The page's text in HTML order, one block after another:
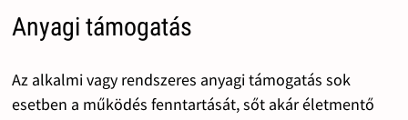
Anyagi támogatás
Az alkalmi vagy rendszeres anyagi támogatás sok
esetben a működés fenntartását, sőt akár életmentő